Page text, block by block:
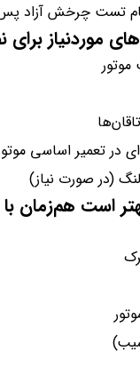
تست چرخش آزاد
موردنیاز
موتور
در تعمیر اساسی
(در صورت نیاز)
است هم‌زمان